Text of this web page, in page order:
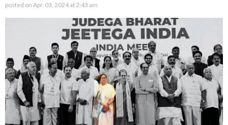
posted on Apr. 03, 2024 at 2:43 am